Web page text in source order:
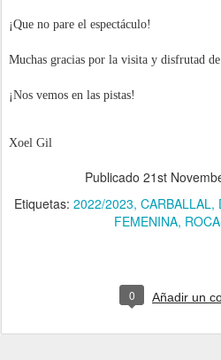
¡Que no pare el espectáculo!
Muchas gracias por la visita y disfrutad de
¡Nos vemos en las pistas!
Xoel Gil
Publicado 21st
Etiquetas: 2022/2023 CARBALLAL
FEMENINA
0 Añadir un